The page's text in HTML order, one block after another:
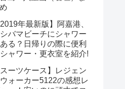
2019年最新版】阿嘉港、
バマビーチにシャワー
る？日帰りの際に便利
ャワー・更衣室を紹介!
スーツケース】レジェン
ウォーカー5122の感想レ